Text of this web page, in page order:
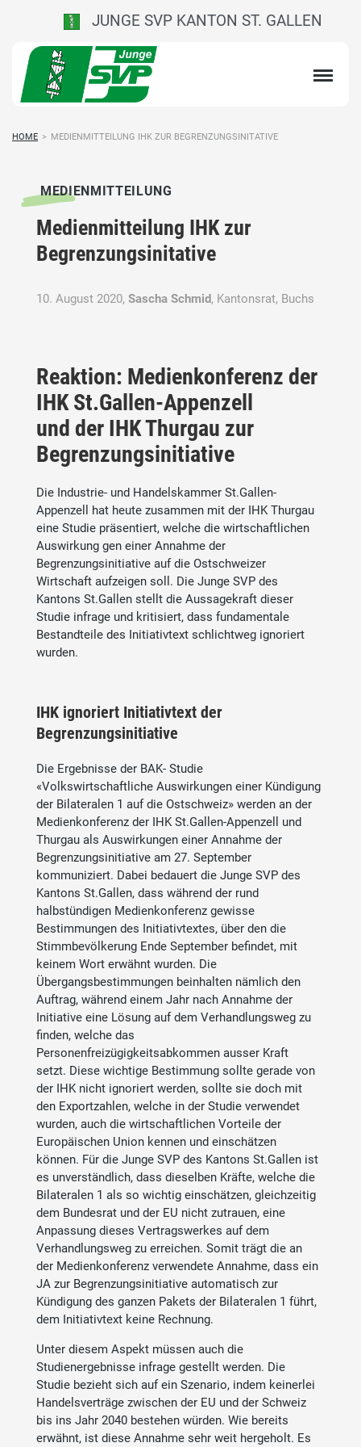
JUNGE SVP KANTON ST. GALLEN
HOME > MEDIENMITTEILUNG IHK ZUR BEGRENZUNGSINITATIVE
MEDIENMITTEILUNG
Medienmitteilung IHK zur
Begrenzungsinitative
10. August 2020, Sascha Schmid, Kantonsrat, Buchs
Reaktion: Medienkonferenz der
IHK St.Gallen-Appenzell
und der IHK Thurgau zur
Begrenzungsinitiative
Die Industrie- und Handelskammer St.Gallen-
Appenzell hat heute zusammen mit der IHK Thurgau
eine Studie präsentiert, welche die wirtschaftlichen
Auswirkung gen einer Annahme der
Begrenzungsinitiative auf die Ostschweizer
Wirtschaft aufzeigen soll. Die Junge SVP des
Kantons St.Gallen stellt die Aussagekraft dieser
Studie infrage und kritisiert, dass fundamentale
Bestandteile des Initiativtext schlichtweg ignoriert
wurden.
IHK ignoriert Initiativtext der
Begrenzungsinitiative
Die Ergebnisse der BAK- Studie
«Volkswirtschaftliche Auswirkungen einer Kündigung
der Bilateralen 1 auf die Ostschweiz» werden an der
Medienkonferenz der IHK St.Gallen-Appenzell und
Thurgau als Auswirkungen einer Annahme der
Begrenzungsinitiative am 27. September
kommuniziert. Dabei bedauert die Junge SVP des
Kantons St.Gallen, dass während der rund
halbstündigen Medienkonferenz gewisse
Bestimmungen des Initiativtextes, über den die
Stimmbevölkerung Ende September befindet, mit
keinem Wort erwähnt wurden. Die
Übergangsbestimmungen beinhalten nämlich den
Auftrag, während einem Jahr nach Annahme der
Initiative eine Lösung auf dem Verhandlungsweg zu
finden, welche das
Personenfreizügigkeitsabkommen ausser Kraft
setzt. Diese wichtige Bestimmung sollte gerade von
der IHK nicht ignoriert werden, sollte sie doch mit
den Exportzahlen, welche in der Studie verwendet
wurden, auch die wirtschaftlichen Vorteile der
Europäischen Union kennen und einschätzen
können. Für die Junge SVP des Kantons St.Gallen ist
es unverständlich, dass dieselben Kräfte, welche die
Bilateralen 1 als so wichtig einschätzen, gleichzeitig
dem Bundesrat und der EU nicht zutrauen, eine
Anpassung dieses Vertragswerkes auf dem
Verhandlungsweg zu erreichen. Somit trägt die an
der Medienkonferenz verwendete Annahme, dass ein
JA zur Begrenzungsinitiative automatisch zur
Kündigung des ganzen Pakets der Bilateralen 1 führt,
dem Initiativtext keine Rechnung.
Unter diesem Aspekt müssen auch die
Studienergebnisse infrage gestellt werden. Die
Studie bezieht sich auf ein Szenario, indem keinerlei
Handelsverträge zwischen der EU und der Schweiz
bis ins Jahr 2040 bestehen würden. Wie bereits
erwähnt, ist diese Annahme sehr weit hergeholt. Es